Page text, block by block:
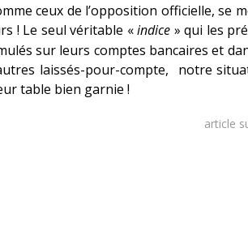
ceux de l’opposition officielle, se
! Le seul véritable «indice » qui les
sur leurs comptes bancaires et
laissés-pour-compte, notre
table bien garnie !
article